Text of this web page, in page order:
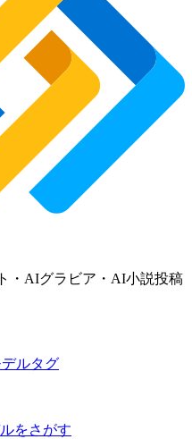
・AIグラビア・AI小説投稿
ルタグ
をさがす